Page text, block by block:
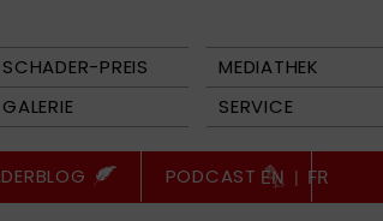
SCHADER-PREIS
MEDIATHEK
GALERIE SERVICE
PODCAST EN | FR